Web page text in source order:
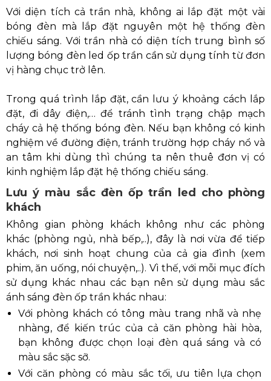
Với diện tích cả trần nhà, không ai lắp đặt một vài
bóng đèn mà lắp đặt nguyên một hệ thống đèn
chiếu sáng. Với trần nhà có diện tích trung bình số
lượng bóng đèn led ốp trần cần sử dụng tính từ đơn
vị hàng chục trở lên.
Trong quá trình lắp đặt, cần lưu ý khoảng cách lắp
đặt, đi dây điện,… để tránh tình trạng chập mạch
cháy cả hệ thống bóng đèn. Nếu bạn không có kinh
nghiệm về đường điện, tránh trường hợp cháy nổ và
an tâm khi dùng thì chúng ta nên thuê đơn vị có
kinh nghiệm lắp đặt hệ thống chiếu sáng.
Lưu ý màu sắc đèn ốp trần led cho phòng
khách
Không gian phòng khách không như các phòng
khác (phòng ngủ, nhà bếp,..), đây là nơi vừa để tiếp
khách, nơi sinh hoạt chung của cả gia đình (xem
phim, ăn uống, nói chuyện,..). Vì thế, với mỗi mục đích
sử dụng khác nhau các bạn nên sử dụng màu sắc
ánh sáng đèn ốp trần khác nhau:
Với phòng khách có tông màu trang nhã và nhẹ
nhàng, để kiến trúc của cả căn phòng hài hòa,
bạn không được chọn loại đèn quá sáng và có
màu sắc sặc sỡ.
Với căn phòng có màu sắc tối, ưu tiên lựa chọn